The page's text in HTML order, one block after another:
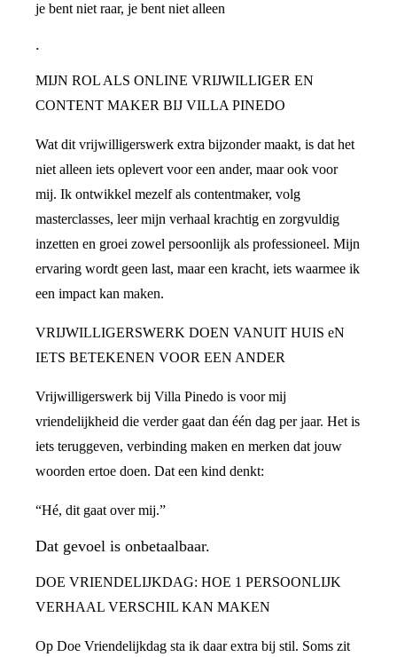
je bent niet raar, je bent niet alleen
.
MIJN ROL ALS ONLINE VRIJWILLIGER EN
CONTENT MAKER BIJ VILLA PINEDO
Wat dit vrijwilligerswerk extra bijzonder maakt, is dat het
niet alleen iets oplevert voor een ander, maar ook voor
mij. Ik ontwikkel mezelf als contentmaker, volg
masterclasses, leer mijn verhaal krachtig en zorgvuldig
inzetten en groei zowel persoonlijk als professioneel. Mijn
ervaring wordt geen last, maar een kracht, iets waarmee ik
een impact kan maken.
VRIJWILLIGERSWERK DOEN VANUIT HUIS eN
IETS BETEKENEN VOOR EEN ANDER
Vrijwilligerswerk bij Villa Pinedo is voor mij
vriendelijkheid die verder gaat dan één dag per jaar. Het is
iets teruggeven, verbinding maken en merken dat jouw
woorden ertoe doen. Dat een kind denkt:
“Hé, dit gaat over mij.”
Dat gevoel is onbetaalbaar.
DOE VRIENDELIJKDAG: HOE 1 PERSOONLIJK
VERHAAL VERSCHIL KAN MAKEN
Op Doe Vriendelijkdag sta ik daar extra bij stil. Soms zit